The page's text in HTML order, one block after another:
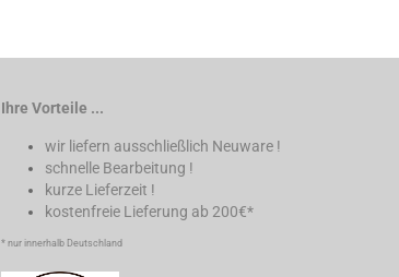
Ihre Vorteile ...
wir liefern ausschließlich Neuware !
schnelle Bearbeitung !
kurze Lieferzeit !
kostenfreie Lieferung ab 200€*
* nur innerhalb Deutschland